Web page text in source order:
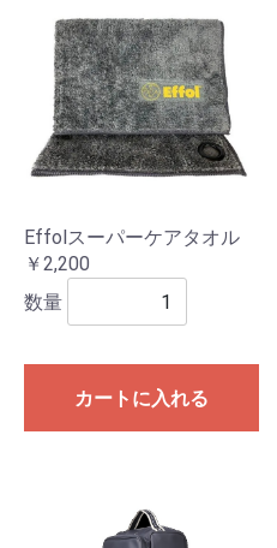
Effolスーパーケアタオル
￥2,200
数量
カートに入れる